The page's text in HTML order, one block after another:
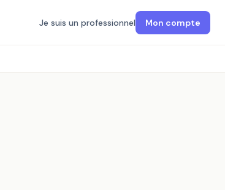
Je suis un professionnel Mon compte